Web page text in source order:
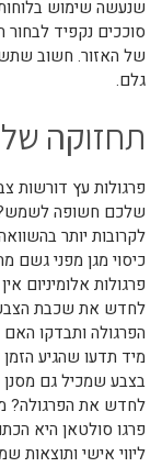
שנעשה שימוש
סוככים נקפיד לבחור
של האזור. חשוב
גלם.
תחזוקה
פרגולות עץ דורשות
שלכם חשופה לשמש?
לקרובות יותר
כיסוי מגן מפני גשם
פרגולות אלומיניום
לחדש את שכבת
הפרגולה ותבדקו
מיד תדעו שהגיע
בצבע שמכיל גם מסנן
לחדש את הפרגולה?
פרגו סולטאן היא
ליווי אישי ותוצאות